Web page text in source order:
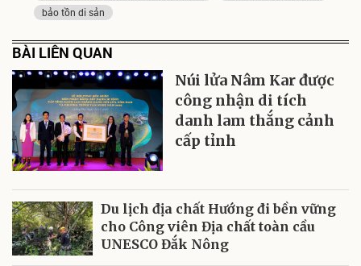
bảo tồn di sản
BÀI LIÊN QUAN
Núi lửa Nâm Kar được
công nhận di tích
danh lam thắng cảnh
cấp tỉnh
Du lịch địa chất Hướng đi bền vững
cho Công viên Địa chất toàn cầu
UNESCO Đắk Nông